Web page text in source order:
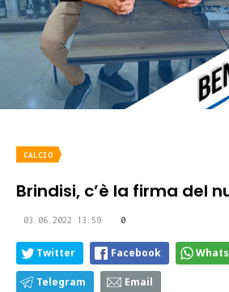
CALCIO
Brindisi, c’è la firma del
03.06.2022 13:59 0
Twitter Facebook
Telegram Email